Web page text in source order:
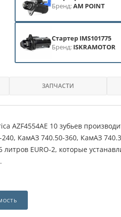
Бренд:AM POINT
Стартер IMS101775
Бренд: ISKRAMOTOR
ЗАПЧАСТИ
AZF4554AE 10 зубьев
КамАЗ 740.50-360, КамАЗ
EURO-2, которые
.